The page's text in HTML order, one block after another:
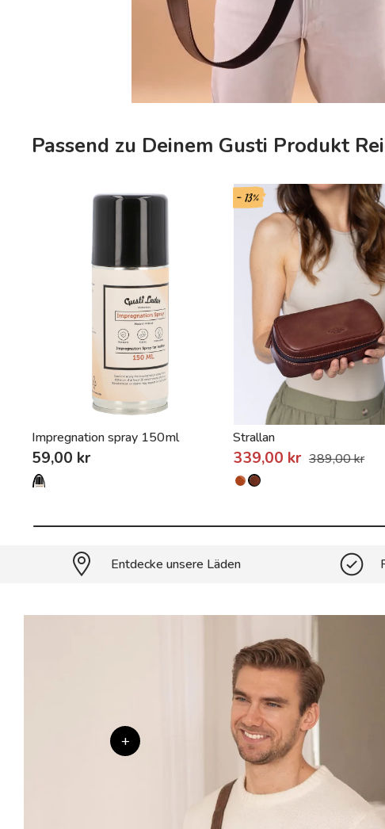
Passend zu Deinem Gusti Produkt
Impregnation spray 150ml
59,00 kr
- 13%
Strallan
339,00 kr 389,00 kr
Entdecke unsere Läden
+